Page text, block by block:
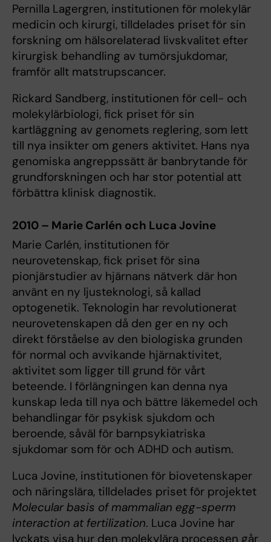
Pernilla Lagergren, institutionen för molekylär
medicin och kirurgi, tilldelades priset för sin
forskning om hälsorelaterad livskvalitet efter
kirurgisk behandling av tumörsjukdomar,
framför allt matstrupscancer.
Rickard Sandberg, institutionen för cell- och
molekylärbiologi, fick priset för sin
kartläggning av genomets reglering, som lett
till nya insikter om geners aktivitet. Hans nya
genomiska angreppssätt är banbrytande för
grundforskningen och har stor potential att
förbättra klinisk diagnostik.
2010 – Marie Carlén och Luca Jovine
Marie Carlén, institutionen för
neurovetenskap, fick priset för sina
pionjärstudier av hjärnans nätverk där hon
använt en ny ljusteknologi, så kallad
optogenetik. Teknologin har revolutionerat
neurovetenskapen då den ger en ny och
direkt förståelse av den biologiska grunden
för normal och avvikande hjärnaktivitet,
aktivitet som ligger till grund för vårt
beteende. I förlängningen kan denna nya
kunskap leda till nya och bättre läkemedel och
behandlingar för psykisk sjukdom och
beroende, såväl för barnpsykiatriska
sjukdomar som för och ADHD och autism.
Luca Jovine, institutionen för biovetenskaper
och näringslära, tilldelades priset för projektet
Molecular basis of mammalian egg-sperm
interaction at fertilization. Luca Jovine har
lyckats visa hur den molekylära processen går